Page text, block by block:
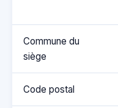
Commune du
siège
Code postal